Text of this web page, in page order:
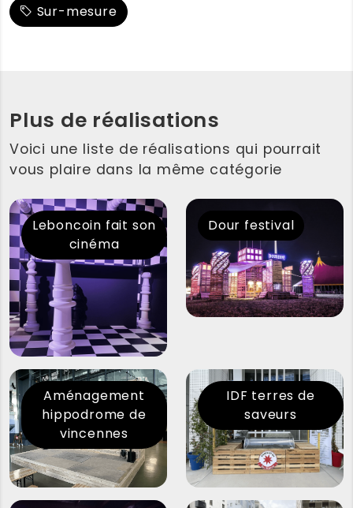
Sur-mesure
Plus de réalisations
Voici une liste de réalisations qui pourrait
vous plaire dans la même catégorie
Leboncoin fait son
cinéma
Dour festival
Aménagement
hippodrome de
vincennes
IDF terres de
saveurs